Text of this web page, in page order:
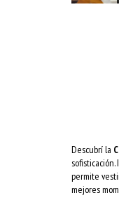
Descubrí la
permite
mejores